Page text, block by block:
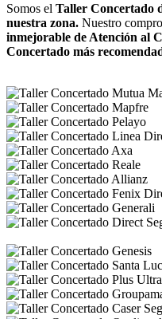
Somos el Taller Concertado
nuestra zona. Nuestro
inmejorable de Atención al
Concertado más